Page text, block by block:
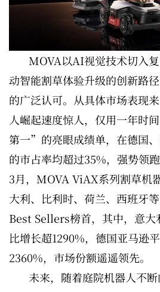
MOVA以AI视觉技术切入
动智能割草体验升级的创新路
的广泛认可。从具体市场表现
人崛起速度惊人，仅用一年时
第一”的亮眼成绩单，在德国
的市占率均超过35%，强势领
3月，MOVA ViAX系列割草机
大利、比利时、荷兰、西班牙
Best Sellers榜首，其中，意大
比增长超1290%，德国亚马逊
2360%，市场份额遥遥领先。
未来，随着庭院机器人不